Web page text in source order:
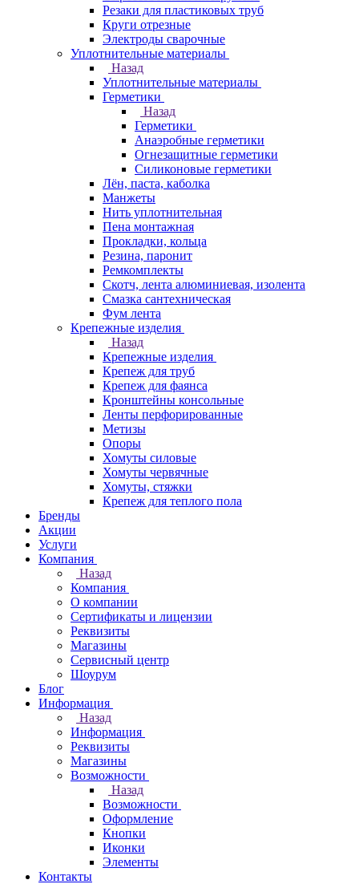
Резаки для пластиковых труб
Круги отрезные
Электроды сварочные
Уплотнительные материалы
Назад
Уплотнительные материалы
Герметики
Назад
Герметики
Анаэробные герметики
Огнезащитные герметики
Силиконовые герметики
Лён, паста, каболка
Манжеты
Нить уплотнительная
Пена монтажная
Прокладки, кольца
Резина, паронит
Ремкомплекты
Скотч, лента алюминиевая, изолента
Смазка сантехническая
Фум лента
Крепежные изделия
Назад
Крепежные изделия
Крепеж для труб
Крепеж для фаянса
Кронштейны консольные
Ленты перфорированные
Метизы
Опоры
Хомуты силовые
Хомуты червячные
Хомуты, стяжки
Крепеж для теплого пола
Бренды
Акции
Услуги
Компания
Назад
Компания
О компании
Сертификаты и лицензии
Реквизиты
Магазины
Сервисный центр
Шоурум
Блог
Информация
Назад
Информация
Реквизиты
Магазины
Возможности
Назад
Возможности
Оформление
Кнопки
Иконки
Элементы
Контакты